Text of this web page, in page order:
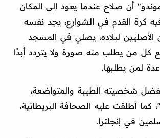
أن صلاح عندما يعود إلى المكان
كرة القدم في الشوارع، يجد نفسه
لبلاده، يصلي في المسجد
كل من يطلب منه صورة ولا يتردد أبدًا
لمن يطلبها.
شخصيته الطيبة والمتواضعة،
كما أطلقت عليه الصحافة البريطانية،
في إنجلترا.